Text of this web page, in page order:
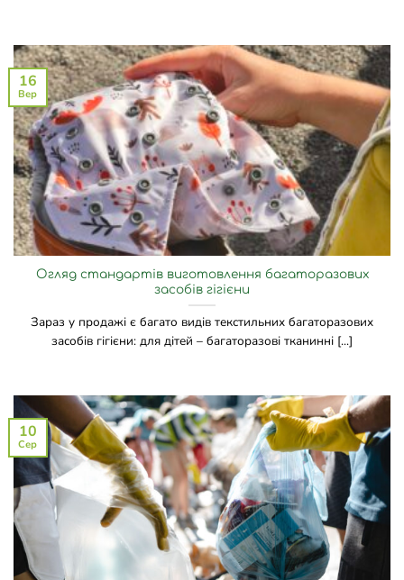
Огляд стандартів виготовлення багаторазових
засобів гігієни
Зараз у продажі є багато видів текстильних багаторазових
засобів гігієни: для дітей – багаторазові тканинні [...]
16
Вер
10
Сер